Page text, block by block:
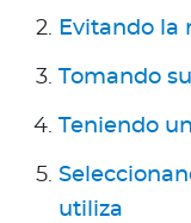
Evitando la
Tomando
Teniendo
utiliza